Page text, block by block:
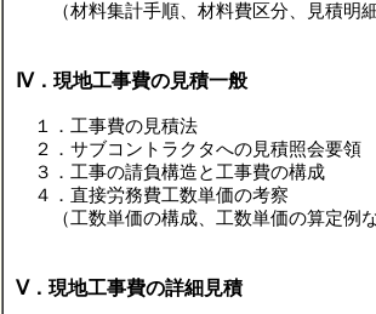
（材料集計手順、材料費区分、見積明
Ⅳ．現地工事費の見積一般
１．工事費の見積法
２．サブコントラクタへの見積照会要領
３．工事の請負構造と工事費の構成
４．直接労務費工数単価の考察
（工数単価の構成、工数単価の算定例
Ⅴ．現地工事費の詳細見積